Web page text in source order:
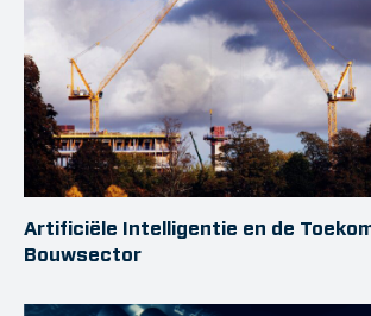
Artificiële Intelligentie en de
Bouwsector